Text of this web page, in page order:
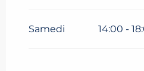
Samedi 14:00 -